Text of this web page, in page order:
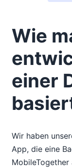
Wie
einer
Wir haben
App, die eine